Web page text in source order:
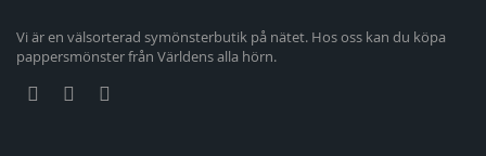
Vi är en välsorterad symönsterbutik på nätet. Hos oss kan du köpa
pappersmönster från Världens alla hörn.